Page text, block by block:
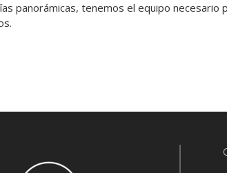
panorámicas, tenemos el equipo necesario